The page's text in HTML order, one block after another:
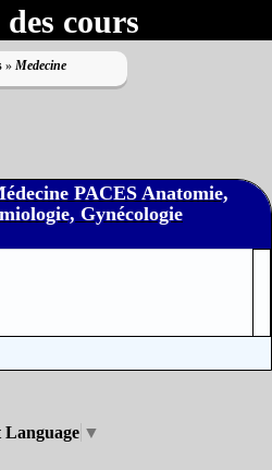
cours
» Medecine
de lire le dossier
PACES Anatomie,
Gynécologie
Language ▼